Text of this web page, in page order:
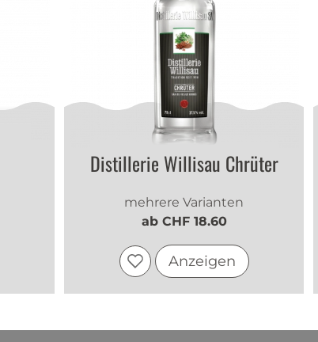
Distillerie Willisau Chrüter
mehrere Varianten
ab CHF 18.60
Anzeigen